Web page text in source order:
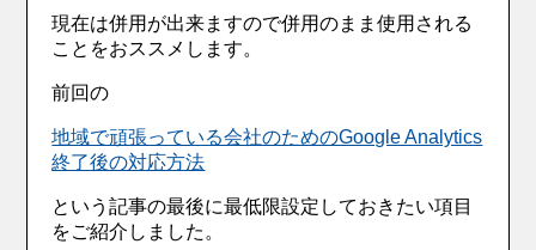
現在は併用が出来ますので併用のまま使用される
ことをおススメします。
前回の
地域で頑張っている会社のためのGoogle Analytics
終了後の対応方法
という記事の最後に最低限設定しておきたい項目
をご紹介しました。